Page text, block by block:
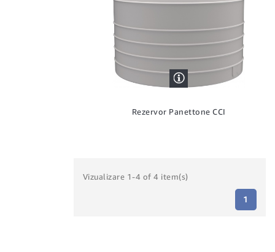
Rezervor Panettone CCI
Vizualizare 1-4 of 4 item(s)
1